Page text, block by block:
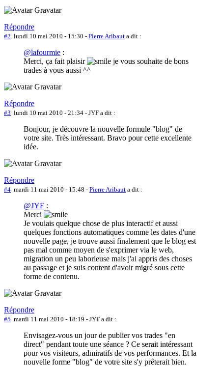
Répondre
#2 lundi 10 mai 2010 - 15:30 - Pierre Aribaut a dit :
@lafourmie :
Merci, ça fait plaisir
je vous souhaite de bons
trades à vous aussi ^^
Répondre
#3 lundi 10 mai 2010 - 21:34 - JYF a dit :
Bonjour, je découvre la nouvelle formule "blog" de
votre site. Très intéressant. Bravo pour cette excellente
idée.
Répondre
#4 mardi 11 mai 2010 - 15:48 - Pierre Aribaut a dit :
@JYF :
Merci
Je voulais quelque chose de plus interactif et aussi
quelques fonctions automatiques comme les dates d'une
nouvelle page, je trouve aussi finalement que le blog est
pas mal comme moyen de s'exprimer via le web,
migration un peu laborieuse mais j'ai appris des choses
au passage et je suis content d'avoir migré sous cette
forme de contenu.
Répondre
#5 mardi 11 mai 2010 - 18:19 - JYF a dit :
Envisagez-vous un jour de publier vos trades "en
direct" pendant toute une séance ? Ce serait intéressant
pour vos visiteurs, admiratifs de vos performances. Et la
nouvelle forme "blog" de votre site s'y prêterait bien.